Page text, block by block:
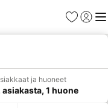
Suosikit
ja huoneet
asiakasta, 1 huone